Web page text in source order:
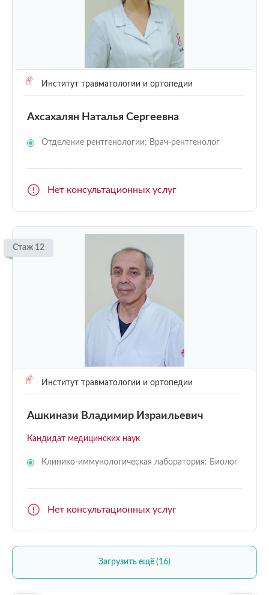
Институт травматологии и ортопедии
Ахсахалян Наталья Сергеевна
Отделение рентгенологии: Врач-рентгенолог
Нет консультационных услуг
Стаж 12
Институт травматологии и ортопедии
Ашкинази Владимир Израильевич
Кандидат медицинских наук
Клинико-иммунологическая лаборатория: Биолог
Нет консультационных услуг
Загрузить ещё (16)